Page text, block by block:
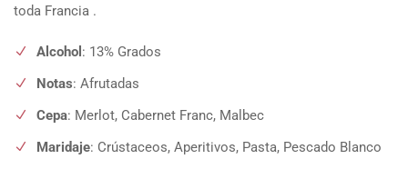
toda Francia .
Alcohol : 13% Grados
Notas: Afrutadas
Cepa: Merlot, Cabernet Franc, Malbec
Maridaje: Crústaceos, Aperitivos, Pasta, Pescado Blanco